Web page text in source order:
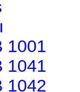
1001
1041
1042